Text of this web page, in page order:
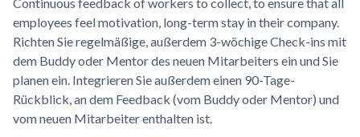
Continuous feedback of workers to collect, to ensure that all
employees feel motivation, long-term stay in their company.
Richten Sie regelmäßige, außerdem 3-wöchige Check-ins mit
dem Buddy oder Mentor des neuen Mitarbeiters ein und Sie
planen ein. Integrieren Sie außerdem einen 90-Tage-
Rückblick, an dem Feedback (vom Buddy oder Mentor) und
vom neuen Mitarbeiter enthalten ist.